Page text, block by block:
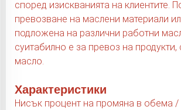
според изискванията на клиентите.
превозване на маслени материали
подложена на различни работни
суитабилно е за превоз на
масло.
Характеристики
Нисък процент на промяна в обема